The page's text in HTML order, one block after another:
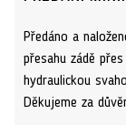
Předáno a
přesahu zádě
hydraulickou
Děkujeme za